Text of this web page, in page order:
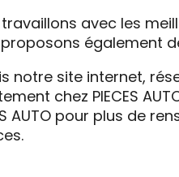
travaillons avec les
également
notre site internet,
chez PIECES
AUTO pour plus de